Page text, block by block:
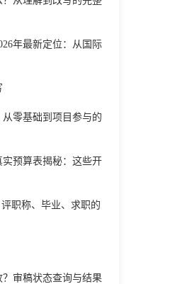
年最新定位：从国际
零基础到项目参与的
预算表揭秘：这些开
职称、毕业、求职的
审稿状态查询与结果